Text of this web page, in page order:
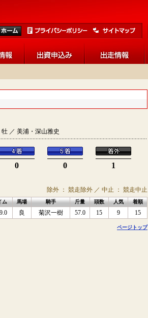
／ 美浦・深山雅史
0 0 1
除外 ： 競走除外 ／ 中止 ： 競走中止
ム 馬場 騎手 斤量 頭数 人気 着順
良 菊沢一樹 57.0 15 9 15
ページトップ